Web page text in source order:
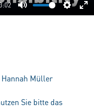
Mute
Müller
Sie bitte das